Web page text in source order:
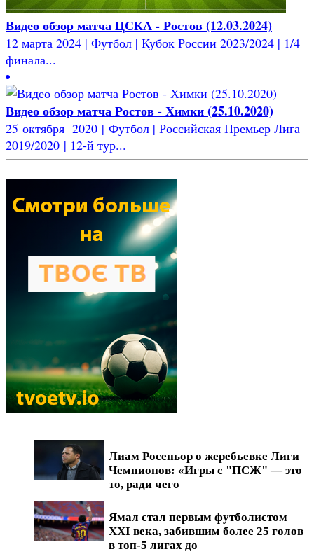
Видео обзор матча ЦСКА - Ростов (12.03.2024)
12 марта 2024 | Футбол | Кубок России 2023/2024 | 1/4
финала...
Видео обзор матча Ростов - Химки (25.10.2020)
25 октября 2020 | Футбол | Российская Премьер Лига
2019/2020 | 12-й тур...
Лиам Росеньор о жеребьевке Лиги
Чемпионов: «Игры с "ПСЖ" — это
то, ради чего
Ямал стал первым футболистом
XXI века, забившим более 25 голов
в топ-5 лигах до